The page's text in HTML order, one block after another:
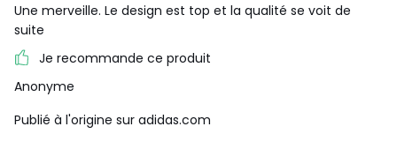
Une merveille. Le design est top et la qualité se voit de
suite
Je recommande ce produit
Anonyme
Publié à l'origine sur adidas.com